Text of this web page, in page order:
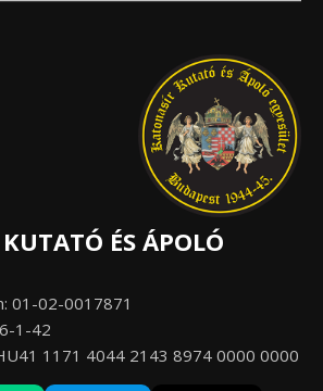
ÉS ÁPOLÓ
01-02-0017871
1-42
1171 4044 2143 8974 0000 0000